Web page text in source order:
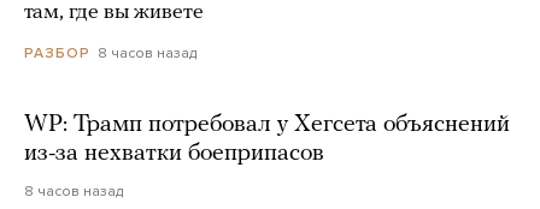
там, где вы живете
РАЗБОР 8 часов назад
WP: Трамп потребовал у Хегсета объяснений
из-за нехватки боеприпасов
8 часов назад